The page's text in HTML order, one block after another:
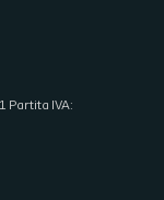
Partita IVA: